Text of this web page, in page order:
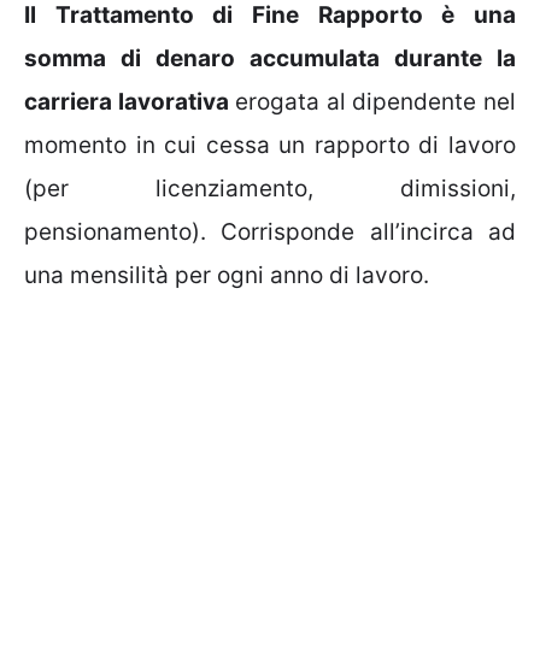
Il Trattamento di Fine Rapporto è una
somma di denaro accumulata durante la
carriera lavorativa erogata al dipendente nel
momento in cui cessa un rapporto di lavoro
(per licenziamento, dimissioni,
pensionamento). Corrisponde all’incirca ad
una mensilità per ogni anno di lavoro.